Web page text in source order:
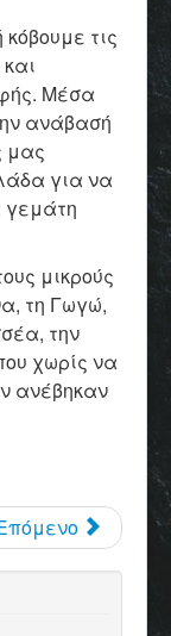
τις
Μέσα
ανάβασή
μας
για να
μικρούς
τη Γωγώ,
την
χωρίς να
ανέβηκαν